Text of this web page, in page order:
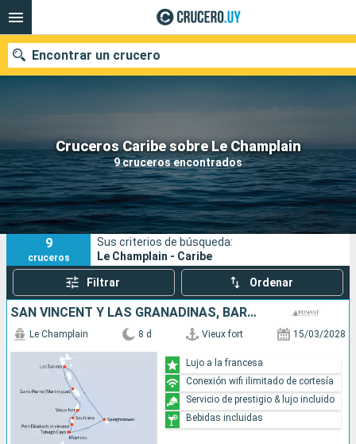
Cruceros Caribe sobre Le Champlain
9 cruceros encontrados
Encontrar un crucero
Nuestros destinos
Fecha de salida
Puertos Compañías
Buscar
9
cruceros
Sus criterios de búsqueda:
Le Champlain - Caribe
Filtrar Ordenar
SAN VINCENT Y LAS GRANADINAS, BARBADOS, SANTA LUCIA
Le Champlain 8 d Vieux fort 15/03/2028
Lujo a la francesa
Conexión wifi ilimitado de cortesía
Servicio de prestigio & lujo incluido
Bebidas incluidas